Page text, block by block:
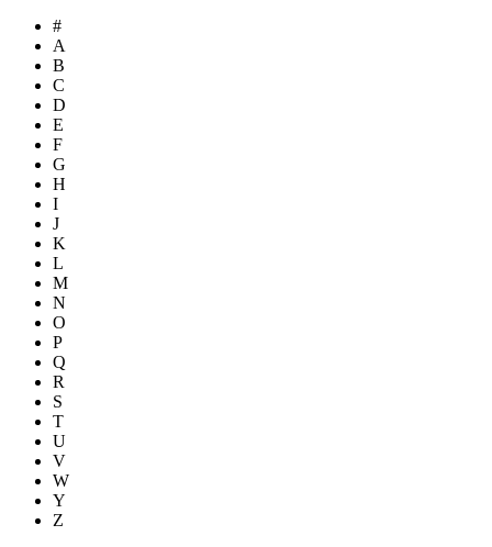
#
A
B
C
D
E
F
G
H
I
J
K
L
M
N
O
P
Q
R
S
T
U
V
W
Y
Z